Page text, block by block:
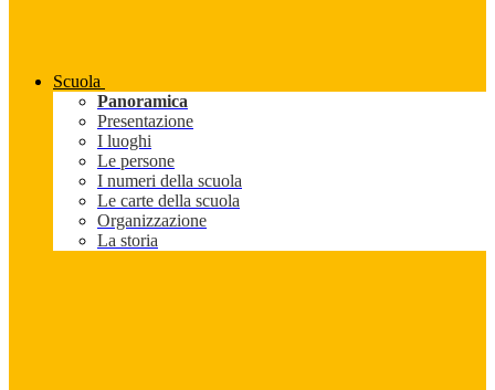
Scuola
Panoramica
Presentazione
I luoghi
Le persone
I numeri della scuola
Le carte della scuola
Organizzazione
La storia